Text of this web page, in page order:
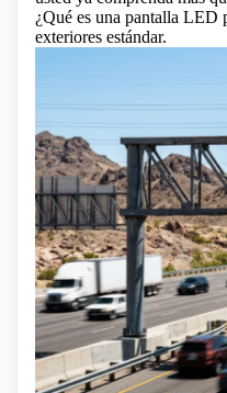
¿Qué es una pantalla LED
exteriores estándar.